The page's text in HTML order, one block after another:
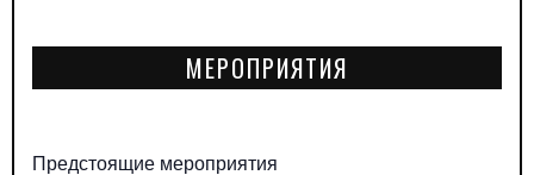
МЕРОПРИЯТИЯ
Предстоящие мероприятия